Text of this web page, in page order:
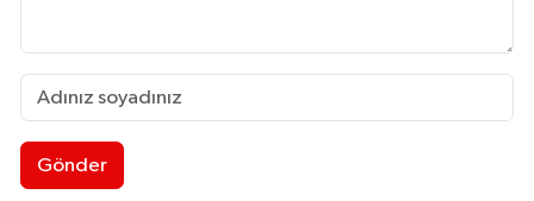
Gönder